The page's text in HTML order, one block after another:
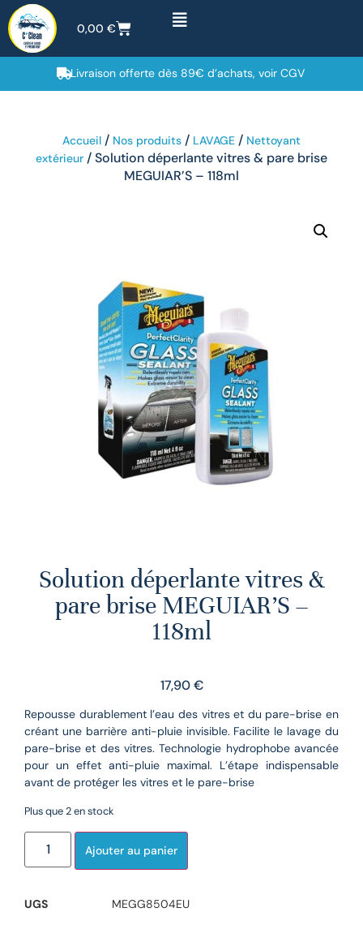
0,00 €
Livraison offerte dès 89€ d’achats, voir CGV
Accueil / Nos produits / LAVAGE / Nettoyant
extérieur / Solution déperlante vitres & pare brise
MEGUIAR’S – 118ml
Solution déperlante vitres &
pare brise MEGUIAR’S –
118ml
17,90€
Repousse durablement l’eau des vitres et du pare-brise en
créant une barrière anti-pluie invisible. Facilite le lavage du
pare-brise et des vitres. Technologie hydrophobe avancée
pour un effet anti-pluie maximal. L’étape indispensable
avant de protéger les vitres et le pare-brise
Plus que 2 en stock
Ajouter au panier
UGS MEGG8504EU